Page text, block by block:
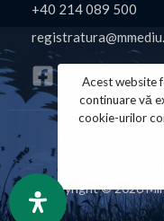
+40 214 089 500
Copyright © 2026
Acest website
continuare vă
cookie-urilor